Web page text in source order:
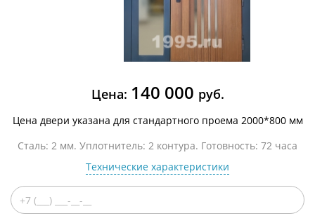
Цена: 140 000 руб.
Цена двери указана для стандартного проема 2000*800 мм
Сталь: 2 мм. Уплотнитель: 2 контура. Готовность: 72 часа
Технические характеристики